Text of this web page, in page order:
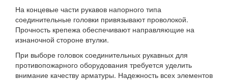
На концевые части рукавов напорного типа
соединительные головки привязывают проволокой.
Прочность крепежа обеспечивают направляющие на
изнаночной стороне втулки.
При выборе головок соединительных рукавных для
противопожарного оборудования требуется уделить
внимание качеству арматуры. Надежность всех элементов